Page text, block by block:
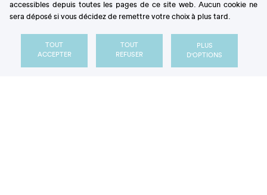
accessibles depuis toutes les pages de ce site web. Aucun cookie ne
sera déposé si vous décidez de remettre votre choix à plus tard.
TOUT
ACCEPTER
TOUT
REFUSER
PLUS
D'OPTIONS